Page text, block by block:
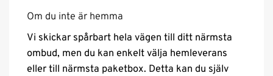
Om du inte är hemma
Vi skickar spårbart hela vägen till ditt närmsta
ombud, men du kan enkelt välja hemleverans
eller till närmsta paketbox. Detta kan du själv